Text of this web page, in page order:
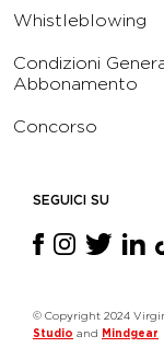
Whistleblowing
Condizioni
Abbonamento
Concorso
SEGUICI SU
© Copyright 2024
Studio and Mindgear